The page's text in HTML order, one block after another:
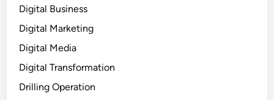
Digital Business
Digital Marketing
Digital Media
Digital Transformation
Drilling Operation